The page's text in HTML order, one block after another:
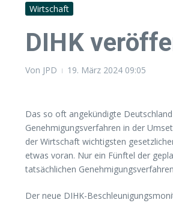
Wirtschaft
DIHK
Von JPD 19. März 2024 09:05
Das so oft angekündigte
Genehmigungsverfahren in der
der Wirtschaft wichtigsten
etwas voran. Nur ein Fünftel der
tatsächlichen
Der neue DIHK-